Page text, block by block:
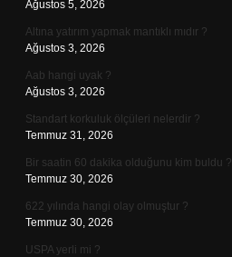
Ağustos 5, 2026
Altına yatırım yapmak mantıklı mıdır ?
Ağustos 3, 2026
Aab hangi uyak ?
Ağustos 3, 2026
Standart korkuluk ölçüleri nelerdir ?
Temmuz 31, 2026
Bir saatin 60 dakika olduğunu kim buldu ?
Temmuz 30, 2026
622 yılında hangi olay olmuştur ?
Temmuz 30, 2026
USPA yerli mi ?